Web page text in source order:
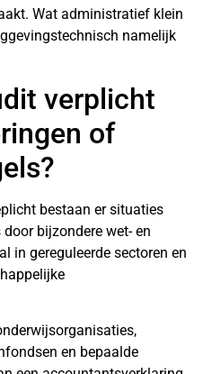
Wat administratief klein
namelijk
verplicht
of
bestaan er situaties
bijzondere wet- en
in gereguleerde sectoren en
en bepaalde